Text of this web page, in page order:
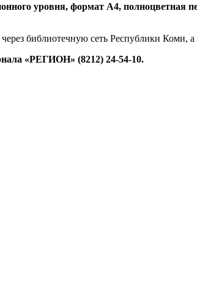
уровня, формат А4, полноцветная
библиотечную сеть Республики Коми,
«РЕГИОН» (8212) 24-54-10.